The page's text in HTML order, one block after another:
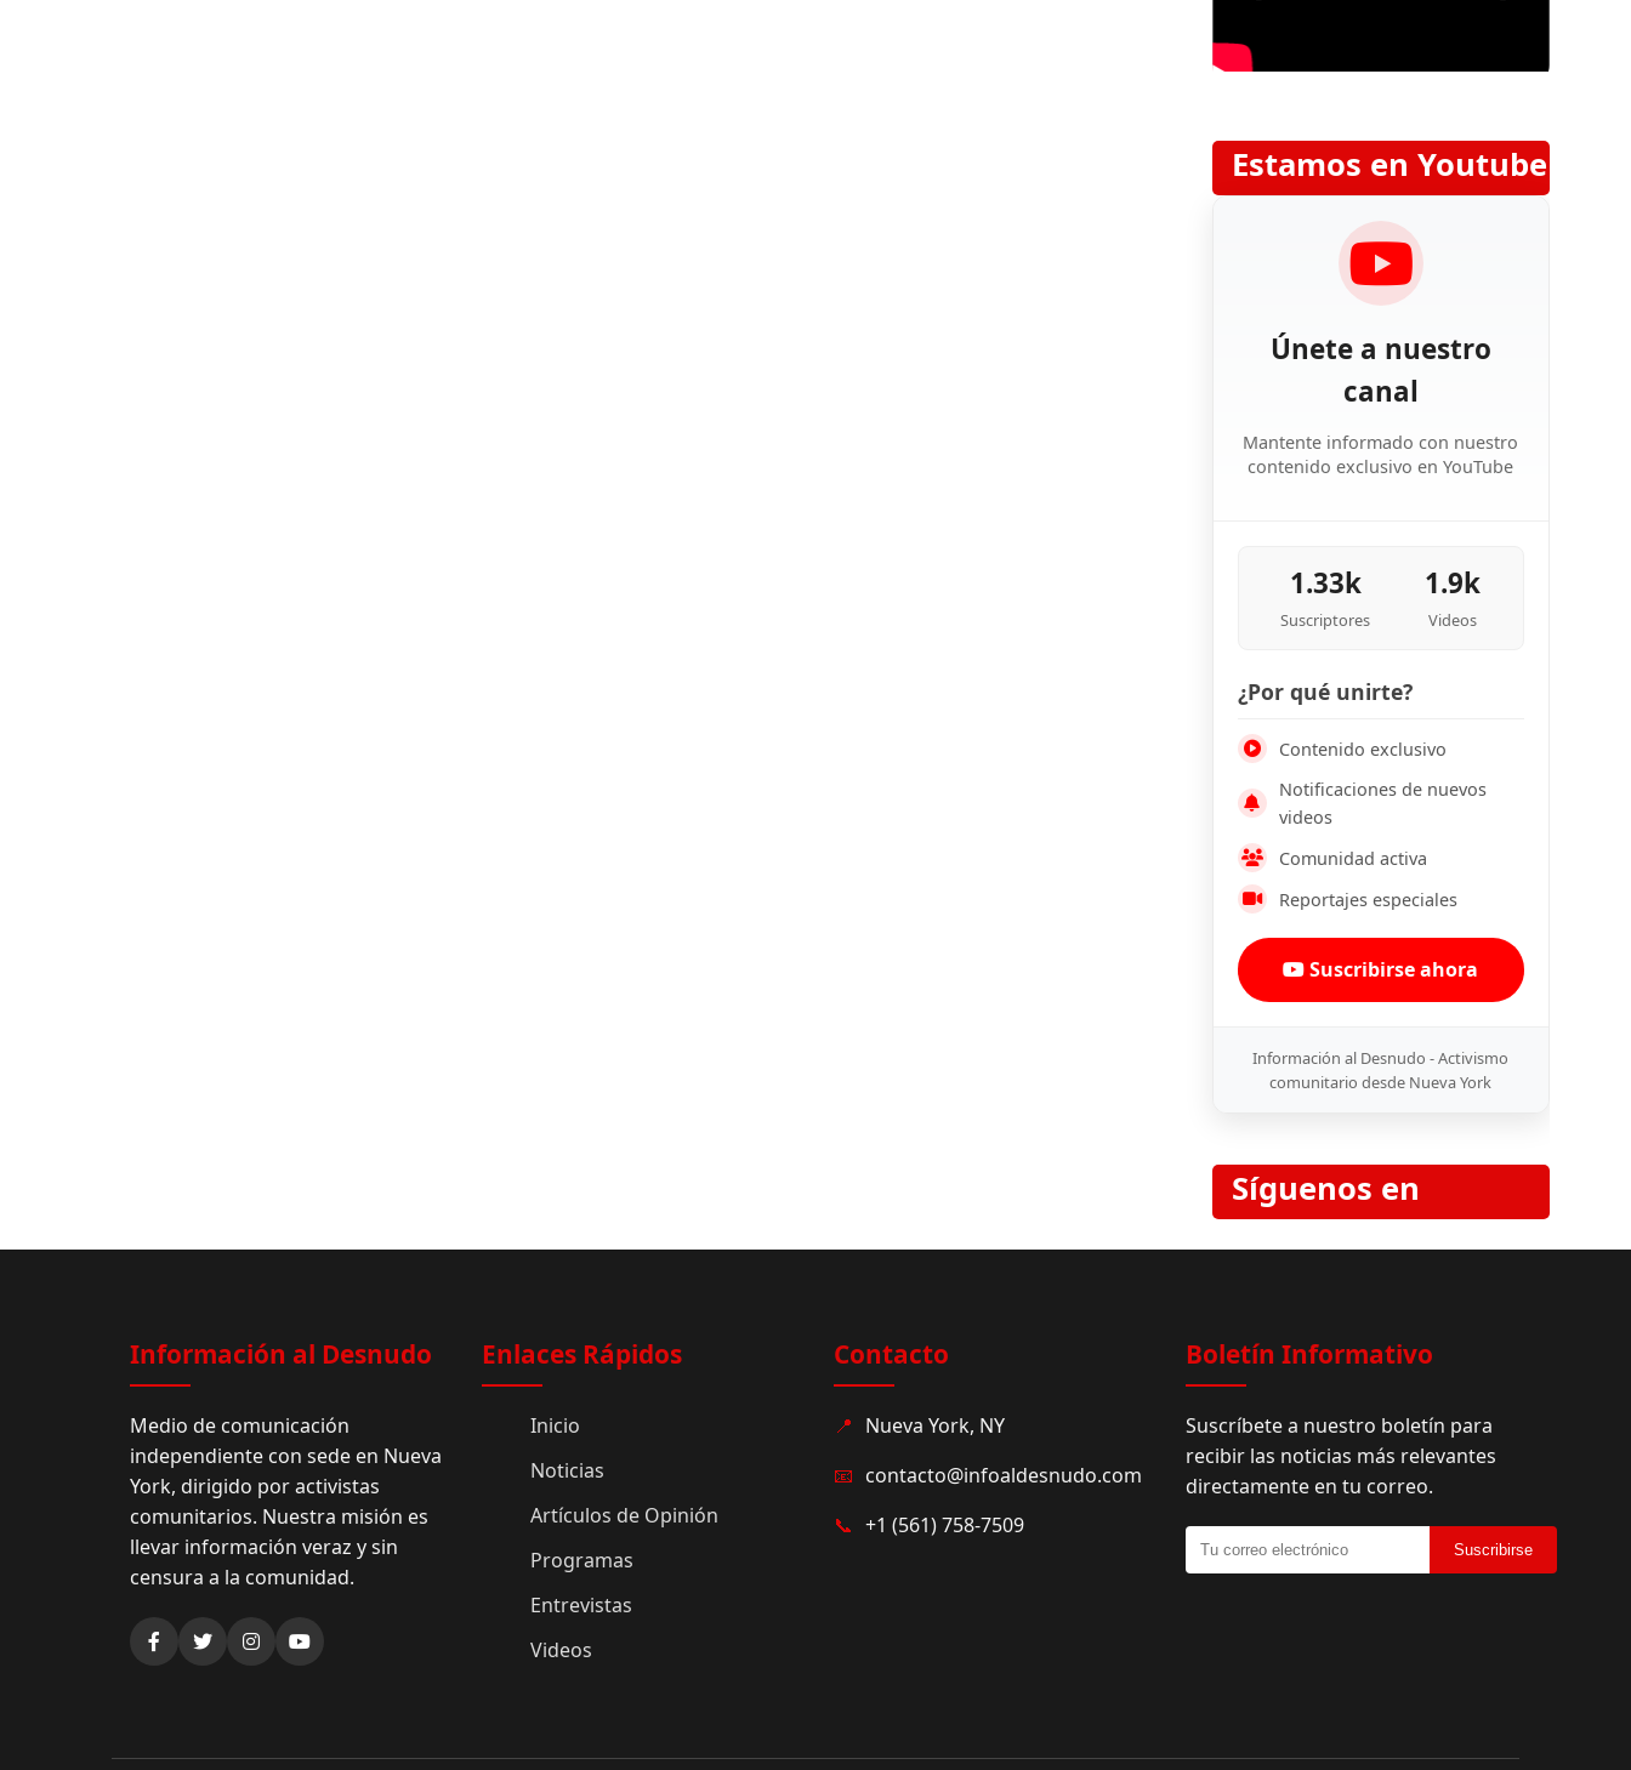
Estamos en Youtube
Únete a nuestro
canal
Mantente informado con nuestro
contenido exclusivo en YouTube
1.33k
Suscriptores
1.9k
Videos
¿Por qué unirte?
Contenido exclusivo
Notificaciones de nuevos
videos
Comunidad activa
Reportajes especiales
Suscribirse ahora
Información al Desnudo - Activismo
comunitario desde Nueva York
Síguenos en
Información al Desnudo
Medio de comunicación
independiente con sede en Nueva
York, dirigido por activistas
comunitarios. Nuestra misión es
llevar información veraz y sin
censura a la comunidad.
Enlaces Rápidos
Inicio
Noticias
Artículos de Opinión
Programas
Entrevistas
Videos
Contacto
📍 Nueva York, NY
📧 contacto@infoaldesnudo.com
📞 +1 (561) 758-7509
Boletín Informativo
Suscríbete a nuestro boletín para
recibir las noticias más relevantes
directamente en tu correo.
Suscribirse